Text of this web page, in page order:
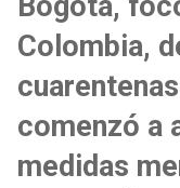
Colombia,
comenzó a
medidas